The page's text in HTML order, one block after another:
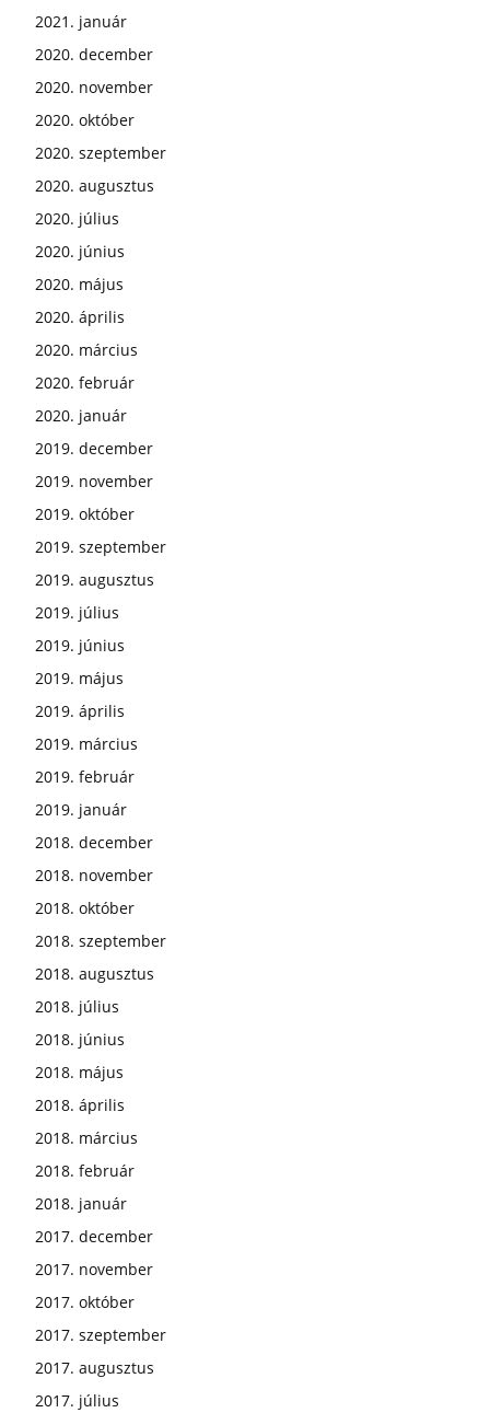
2021. január
2020. december
2020. november
2020. október
2020. szeptember
2020. augusztus
2020. július
2020. június
2020. május
2020. április
2020. március
2020. február
2020. január
2019. december
2019. november
2019. október
2019. szeptember
2019. augusztus
2019. július
2019. június
2019. május
2019. április
2019. március
2019. február
2019. január
2018. december
2018. november
2018. október
2018. szeptember
2018. augusztus
2018. július
2018. június
2018. május
2018. április
2018. március
2018. február
2018. január
2017. december
2017. november
2017. október
2017. szeptember
2017. augusztus
2017. július